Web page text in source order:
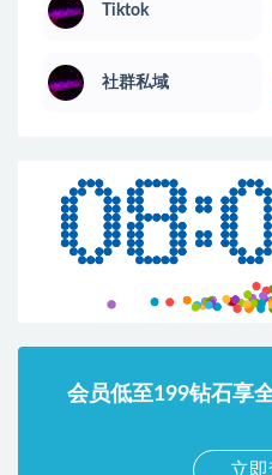
Tiktok
社群私域
会员低至199钻石享
立